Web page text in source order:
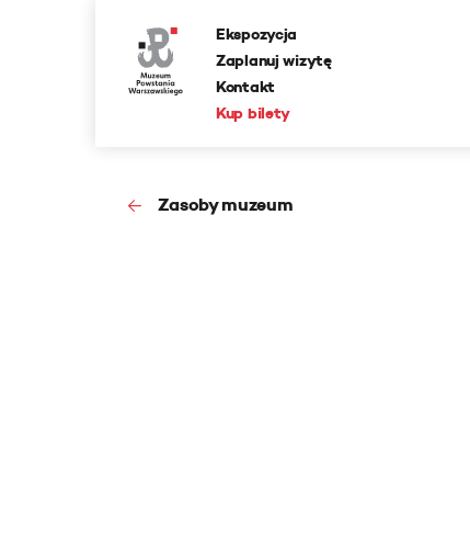
Ekspozycja
Zaplanuj wizytę
Kontakt
Kup bilety
Zasoby muzeum